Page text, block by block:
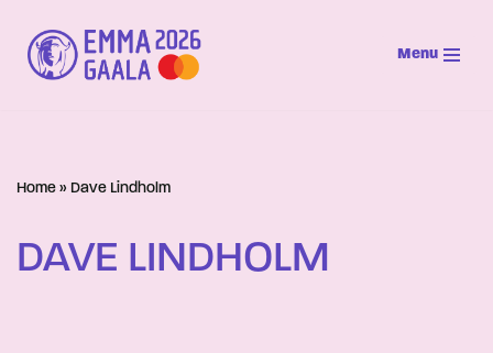
Siirry
suoraan
Menu
Home » Dave Lindholm
DAVE LINDHOLM